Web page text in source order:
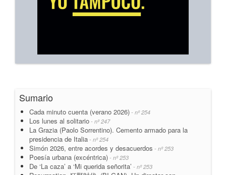
Sumario
Cada minuto cuenta (verano 2026) - nº 254
Los lunes al solitario - nº 247
La Grazia (Paolo Sorrentino). Cemento armado para la
presidencia de Italia - nº 254
Simón 2026, entre acordes y desacuerdos - nº 253
Poesía urbana (excéntrica) - nº 253
De ‘La caza’ a ‘Mi querida señorita’ - nº 253